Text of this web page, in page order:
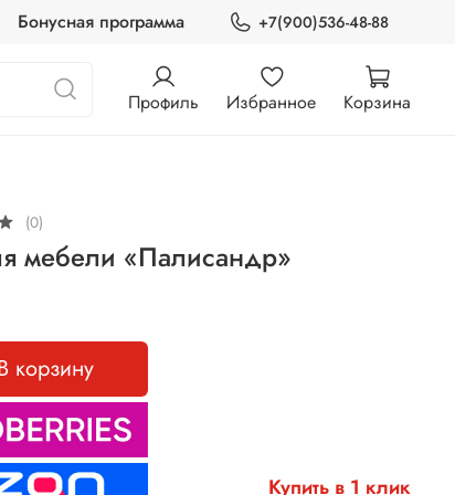
Бонусная программа +7(900)536-48-88
Профиль Избранное Корзина
(0)
мебели «Палисандр»
корзину
Купить в 1 клик